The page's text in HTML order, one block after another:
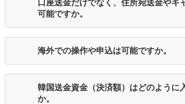
口座送金だけでなく、住所宛送金やキ
可能ですか。
海外での操作や申込は可能ですか。
韓国送金資金（決済額）はどのように
か。